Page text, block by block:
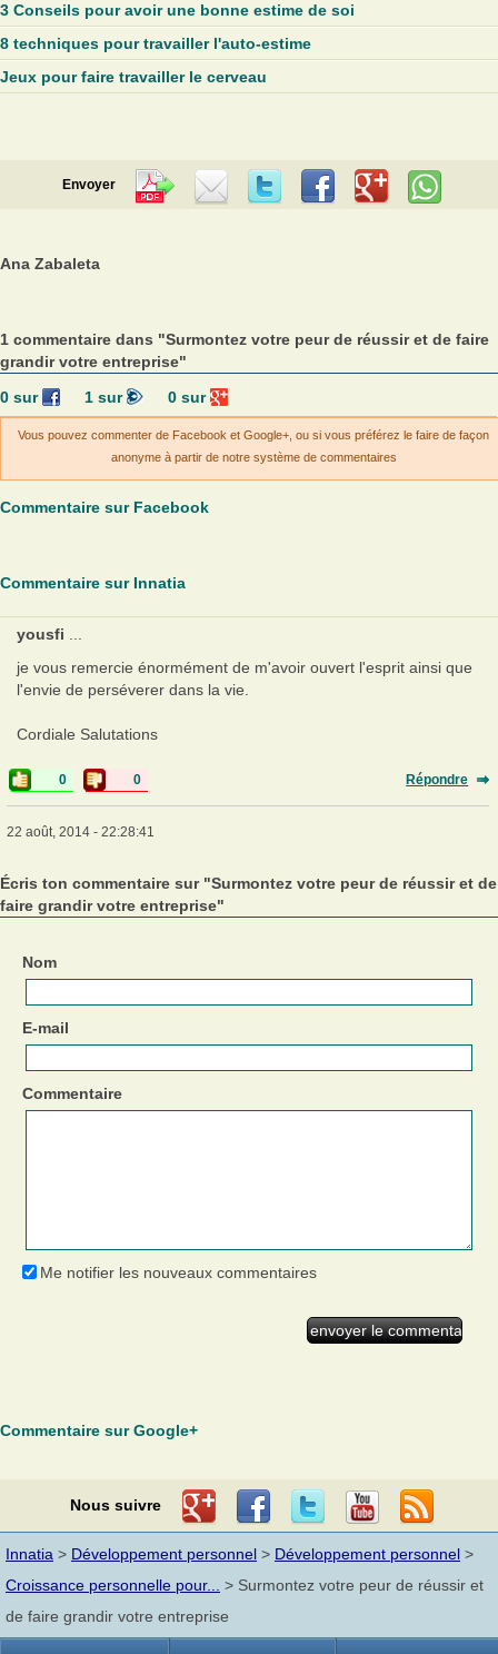
3 Conseils pour avoir une bonne estime de soi
8 techniques pour travailler l'auto-estime
Jeux pour faire travailler le cerveau
Envoyer
Ana Zabaleta
1 commentaire dans "Surmontez votre peur de réussir et de faire
grandir votre entreprise"
0sur 1sur 0 sur
Vous pouvez commenter de Facebook et Google+, ou si vous préférez le faire de façon
anonyme à partir de notre système de commentaires
Commentaire sur Facebook
Commentaire sur Innatia
yousfi
je vous remercie énormément de m'avoir ouvert l'esprit ainsi que
l'envie de perséverer dans la vie.
Cordiale Salutations
0 0 Répondre
22 août, 2014 - 22:28:41
Écris ton commentaire sur "Surmontez votre peur de réussir et de
faire grandir votre entreprise"
Nom
E-mail
Commentaire
Me notifier les nouveaux commentaires
Commentaire sur Google+
Nous suivre
Innatia > Développement personnel > Développement personnel >
Croissance personnelle pour...
> Surmontez votre peur de réussir et
de faire grandir votre entreprise